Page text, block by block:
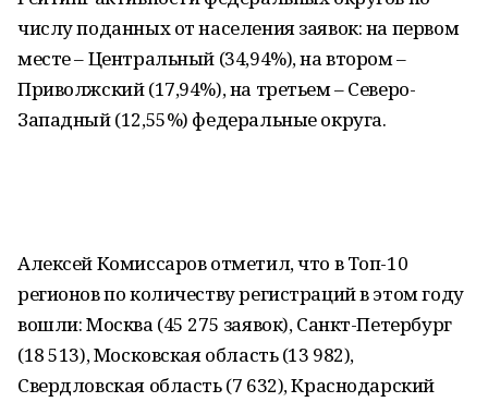
числу поданных от населения заявок: на первом
месте – Центральный (34,94%), на втором –
Приволжский (17,94%), на третьем – Северо-
Западный (12,55%) федеральные округа.
Алексей Комиссаров отметил, что в Топ-10
регионов по количеству регистраций в этом году
вошли: Москва (45 275 заявок), Санкт-Петербург
(18 513), Московская область (13 982),
Свердловская область (7 632), Краснодарский